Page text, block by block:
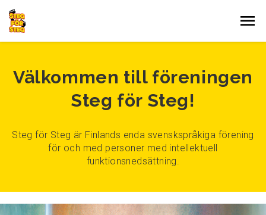
Gå till innehållet
Välkommen till föreningen
Steg för Steg!
Steg för Steg är Finlands enda svenskspråkiga förening
för och med personer med intellektuell
funktionsnedsättning.